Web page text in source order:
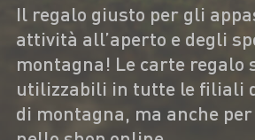
Il regalo giusto per gli
attività all’aperto e degli
montagna! Le carte regalo
utilizzabili in tutte le filiali
di montagna, ma anche